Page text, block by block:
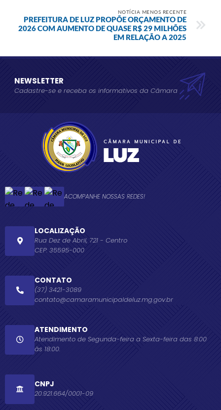
NOTÍCIA MENOS RECENTE
PREFEITURA DE LUZ PROPÕE ORÇAMENTO DE
2026 COM AUMENTO DE QUASE R$ 29 MILHÕES
EM RELAÇÃO A 2025
ACOMPANHE NOSSAS REDES!
LOCALIZAÇÃO
Rua Dez de Abril, 721 - Centro
CEP: 35595-000
CONTATO
(37) 3421-3089
contato@camaramunicipaldeluz.mg.gov.br
ATENDIMENTO
Atendimento de Segunda-feira a Sexta-feira das 8:00
às 18:00.
CNPJ
20.921.664/0001-09
NEWSLETTER
Cadastre-se e receba os informativos da Câmara